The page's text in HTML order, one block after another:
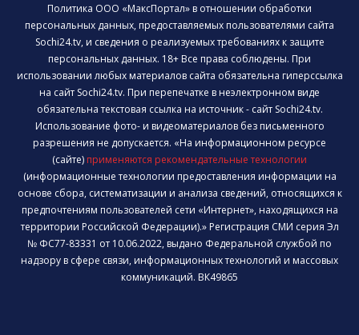
Политика ООО «МаксПортал» в отношении обработки
персональных данных, предоставляемых пользователями сайта
Sochi24.tv, и сведения о реализуемых требованиях к защите
персональных данных. 18+ Все права соблюдены. При
использовании любых материалов сайта обязательна гиперссылка
на сайт Sochi24.tv. При перепечатке в неэлектронном виде
обязательна текстовая ссылка на источник - сайт Sochi24.tv.
Использование фото- и видеоматериалов без письменного
разрешения не допускается. «На информационном ресурсе
(сайте) применяются рекомендательные технологии
(информационные технологии предоставления информации на
основе сбора, систематизации и анализа сведений, относящихся к
предпочтениям пользователей сети «Интернет», находящихся на
территории Российской Федерации).» Регистрация СМИ серия Эл
№ ФС77-83331 от 10.06.2022, выдано Федеральной службой по
надзору в сфере связи, информационных технологий и массовых
коммуникаций. ВК49865